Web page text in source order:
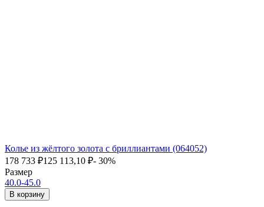
Колье из жёлтого золота с бриллиантами (064052)
178 733 ₽125 113,10 ₽- 30%
Размер
40.0-45.0
В корзину